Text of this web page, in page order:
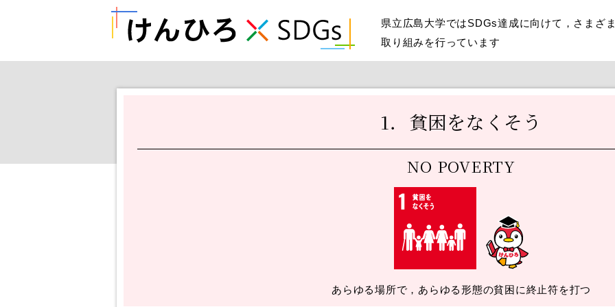
県立広島大学ではSDGs達成に向けて，さまざ
取り組みを行っています
1．貧困をなくそう
NO POVERTY
あらゆる場所で，あらゆる形態の貧困に終止符を打つ